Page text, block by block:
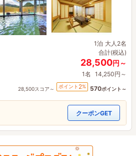
1泊 大人2名
合計(税込)
28,500円～
1名 14,250円～
28,500スコア～ ポイント 2% 570ポイント～
クーポンGET